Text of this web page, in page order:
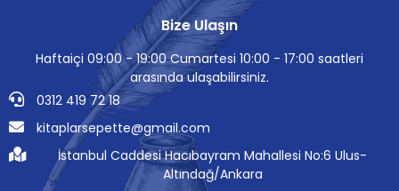
Bize Ulaşın
Haftaiçi 09:00 - 19:00 Cumartesi 10:00 - 17:00 saatleri
arasında ulaşabilirsiniz.
0312 419 72 18
kitaplarsepette@gmail.com
İstanbul Caddesi Hacıbayram Mahallesi No:6 Ulus-
Altındağ/Ankara